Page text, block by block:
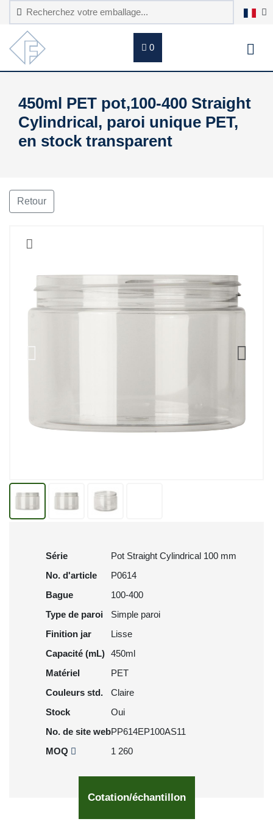
0
450ml PET pot,100-400 Straight
Cylindrical, paroi unique PET,
en stock transparent
Retour
Série
Pot Straight Cylindrical 100 mm
No. d'article
P0614
Bague
100-400
Type de paroi
Simple paroi
Finition jar
Lisse
Capacité (mL) 450ml
Matériel
PET
Couleurs std.
Claire
Stock
Oui
No. de site webPP614EP100AS11
MOQ
1 260
Cotation/échantillon